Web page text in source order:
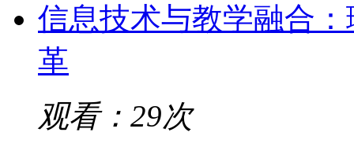
信息技术与教学融合
革
观看：29次